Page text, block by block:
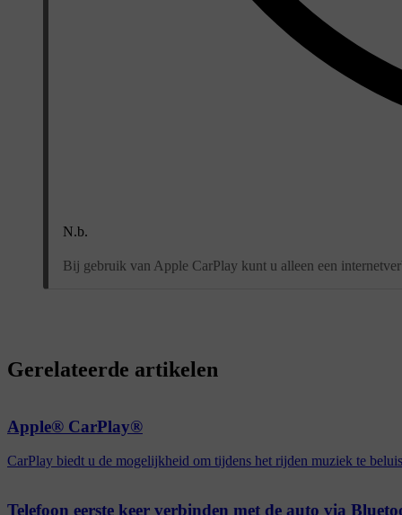
N.b.
Bij gebruik van Apple CarPlay kunt u alleen een
Gerelateerde artikelen
Apple® CarPlay®
CarPlay biedt u de mogelijkheid om tijdens het rijden muziek te
Telefoon eerste keer verbinden met de auto via